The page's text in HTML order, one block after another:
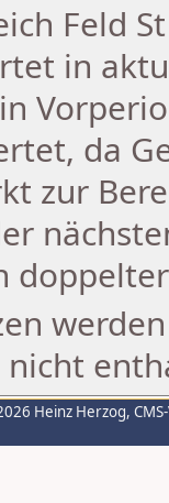
Feld
in
da
zur
Heinz Herzog,